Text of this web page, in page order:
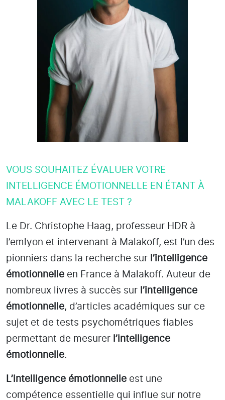
VOUS SOUHAITEZ ÉVALUER VOTRE
INTELLIGENCE ÉMOTIONNELLE EN ÉTANT À
MALAKOFF AVEC LE TEST ?
Le Dr. Christophe Haag, professeur HDR à
l’emlyon et intervenant à Malakoff, est l’un des
pionniers dans la recherche sur l’intelligence
émotionnelle en France à Malakoff. Auteur de
nombreux livres à succès sur l’intelligence
émotionnelle, d’articles académiques sur ce
sujet et de tests psychométriques fiables
permettant de mesurer l’intelligence
émotionnelle.
L’intelligence émotionnelle est une
compétence essentielle qui influe sur notre